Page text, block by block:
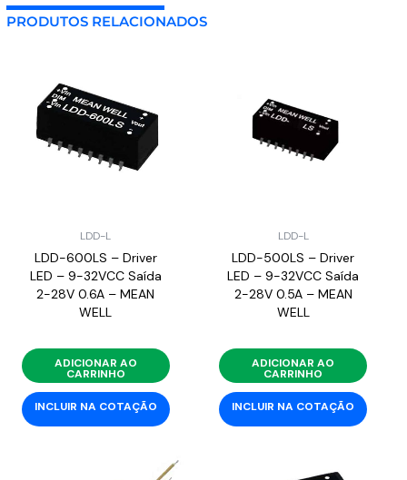
PRODUTOS RELACIONADOS
LDD-L
LDD-600LS – Driver
LED – 9-32VCC Saída
2-28V 0.6A – MEAN
WELL
ADICIONAR AO
CARRINHO
INCLUIR NA COTAÇÃO
LDD-L
LDD-500LS – Driver
LED – 9-32VCC Saída
2-28V 0.5A – MEAN
WELL
ADICIONAR AO
CARRINHO
INCLUIR NA COTAÇÃO